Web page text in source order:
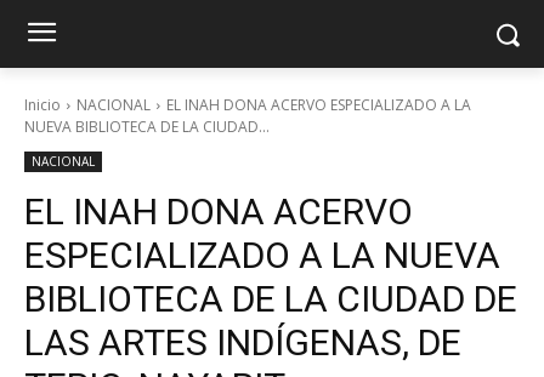
Inicio NACIONAL
EL INAH DONA ACERVO ESPECIALIZADO A LA
NUEVA BIBLIOTECA DE LA CIUDAD...
NACIONAL
EL INAH DONA ACERVO
ESPECIALIZADO A LA NUEVA
BIBLIOTECA DE LA CIUDAD DE
LAS ARTES INDÍGENAS, DE